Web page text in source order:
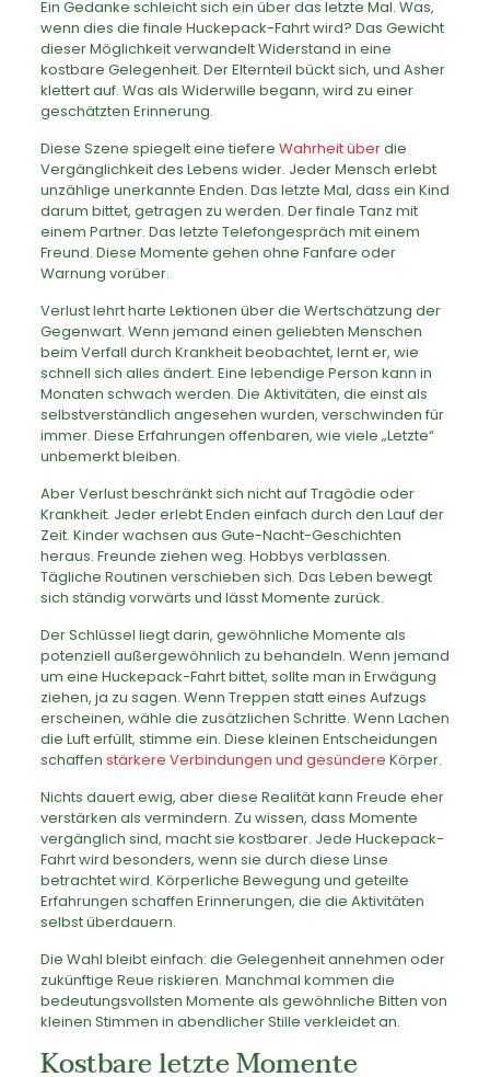
Ein Gedanke schleicht sich ein über das letzte Mal. Was,
wenn dies die finale Huckepack-Fahrt wird? Das Gewicht
dieser Möglichkeit verwandelt Widerstand in eine
kostbare Gelegenheit. Der Elternteil bückt sich, und Asher
klettert auf. Was als Widerwille begann, wird zu einer
geschätzten Erinnerung.
Diese Szene spiegelt eine tiefere Wahrheit überdie
Vergänglichkeit des Lebens wider. Jeder Mensch erlebt
unzählige unerkannte Enden. Das letzte Mal, dass ein Kind
darum bittet, getragen zu werden. Der finale Tanz mit
einem Partner. Das letzte Telefongespräch mit einem
Freund. Diese Momente gehen ohne Fanfare oder
Warnung vorüber.
Verlust lehrt harte Lektionen über die Wertschätzung der
Gegenwart. Wenn jemand einen geliebten Menschen
beim Verfall durch Krankheit beobachtet, lernt er, wie
schnell sich alles ändert. Eine lebendige Person kann in
Monaten schwach werden. Die Aktivitäten, die einst als
selbstverständlich angesehen wurden, verschwinden für
immer. Diese Erfahrungen offenbaren, wie viele „Letzte“
unbemerkt bleiben.
Aber Verlust beschränkt sich nicht auf Tragödie oder
Krankheit. Jeder erlebt Enden einfach durch den Lauf der
Zeit. Kinder wachsen aus Gute-Nacht-Geschichten
heraus. Freunde ziehen weg. Hobbys verblassen.
Tägliche Routinen verschieben sich. Das Leben bewegt
sich ständig vorwärts und lässt Momente zurück.
Der Schlüssel liegt darin, gewöhnliche Momente als
potenziell außergewöhnlich zu behandeln. Wenn jemand
um eine Huckepack-Fahrt bittet, sollte man in Erwägung
ziehen, ja zu sagen. Wenn Treppen statt eines Aufzugs
erscheinen, wähle die zusätzlichen Schritte. Wenn Lachen
die Luft erfüllt, stimme ein. Diese kleinen Entscheidungen
schaffen stärkere Verbindungen und gesündere Körper.
Nichts dauert ewig, aber diese Realität kann Freude eher
verstärken als vermindern. Zu wissen, dass Momente
vergänglich sind, macht sie kostbarer. Jede Huckepack-
Fahrt wird besonders, wenn sie durch diese Linse
betrachtet wird. Körperliche Bewegung und geteilte
Erfahrungen schaffen Erinnerungen, die die Aktivitäten
selbst überdauern.
Die Wahl bleibt einfach: die Gelegenheit annehmen oder
zukünftige Reue riskieren. Manchmal kommen die
bedeutungsvollsten Momente als gewöhnliche Bitten von
kleinen Stimmen in abendlicher Stille verkleidet an.
Kostbare letzte Momente